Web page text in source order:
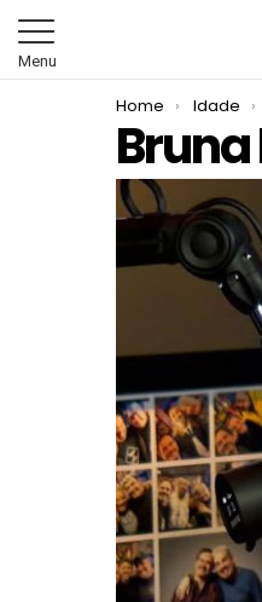
Menu
You are here:
Home Idade
Bruna